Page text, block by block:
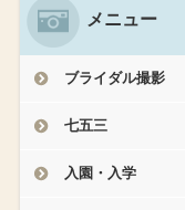
メニュー
ブライダル撮影
七五三
入園・入学